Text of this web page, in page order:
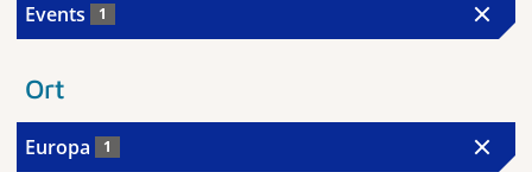
Events 1
Ort
Europa 1